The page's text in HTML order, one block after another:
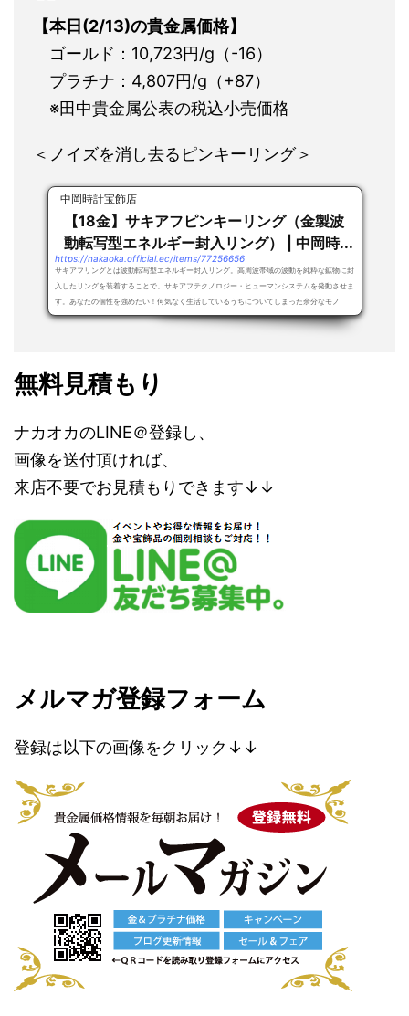
【本日(2/13)の貴金属価格】
ゴールド：10,723円/g（-16）
プラチナ：4,807円/g（+87）
※田中貴金属公表の税込小売価格
＜ノイズを消し去るピンキーリング＞
中岡時計宝飾店
【18金】サキアフピンキーリング（金製波
動転写型エネルギー封入リング） | 中岡時...
https://nakaoka.official.ec/items/77256656
サキアフリングとは波動転写型エネルギー封入リング。高周波帯域の波動を純粋な鉱物に封
入したリングを装着することで、サキアフテクノロジー・ヒューマンシステムを発動させま
す。あなたの個性を強めたい！何気なく生活しているうちについてしまった余分なモノ
（ノ...
無料見積もり
ナカオカのLINE＠登録し、
画像を送付頂ければ、
来店不要でお見積もりできます↓↓
メルマガ登録フォーム
登録は以下の画像をクリック↓↓